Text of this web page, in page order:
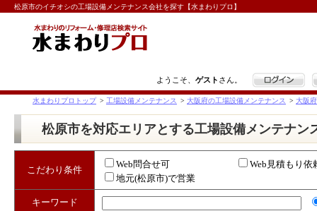
松原市のイチオシの工場設備メンテナンス会社を探す【水まわりプロ】
ようこそ、 ゲスト さん。 ログイン
水まわりプロトップ > 工場設備メンテナンス > 大阪府の工場設備メンテナンス > 大阪
松原市を対応エリアとする工場設備メンテナン
こだわり条件
Web問合せ可
Web見積もり依
地元(松原市)で営業
キーワード